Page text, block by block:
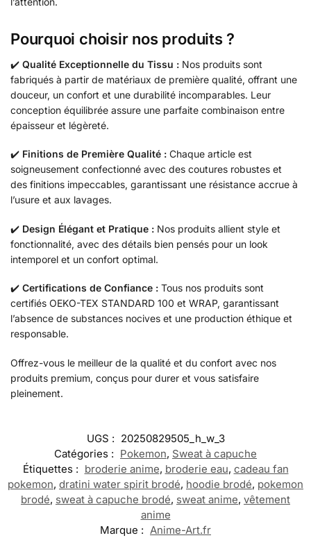
Pourquoi choisir nos produits ?
✔️ Qualité Exceptionnelle du Tissu : Nos produits sont
fabriqués à partir de matériaux de première qualité, offrant une
douceur, un confort et une durabilité incomparables. Leur
conception équilibrée assure une parfaite combinaison entre
épaisseur et légèreté.
✔️ Finitions de Première Qualité : Chaque article est
soigneusement confectionné avec des coutures robustes et
des finitions impeccables, garantissant une résistance accrue à
l’usure et aux lavages.
✔️ Design Élégant et Pratique : Nos produits allient style et
fonctionnalité, avec des détails bien pensés pour un look
intemporel et un confort optimal.
✔️ Certifications de Confiance : Tous nos produits sont
certifiés OEKO-TEX STANDARD 100 et WRAP, garantissant
l’absence de substances nocives et une production éthique et
responsable.
Offrez-vous le meilleur de la qualité et du confort avec nos
produits premium, conçus pour durer et vous satisfaire
pleinement.
UGS : 20250829505_h_w_3
Catégories : Pokemon, Sweat à capuche
Étiquettes : broderie anime, broderie eau, cadeau fan
pokemon, dratini water spirit brodé, hoodie brodé, pokemon
brodé, sweat à capuche brodé, sweat anime, vêtement
anime
Marque : Anime-Art.fr